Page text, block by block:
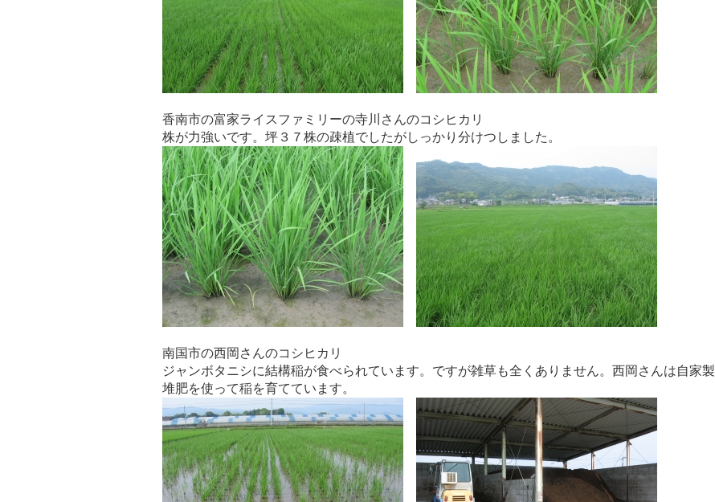
香南市の富家ライスファミリーの寺川さんのコシヒカリ
株が力強いです。坪３７株の疎植でしたがしっかり分けつしました。
南国市の西岡さんのコシヒカリ
ジャンボタニシに結構稲が食べられています。ですが雑草も全くありません。西岡さんは自家製
堆肥を使って稲を育てています。